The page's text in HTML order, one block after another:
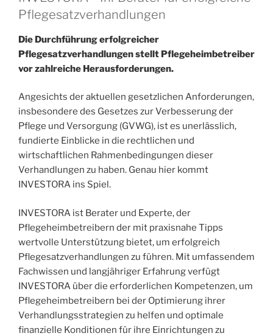
Pflegesatzverhandlungen
Die Durchführung erfolgreicher
Pflegesatzverhandlungen stellt Pflegeheimbetreiber
vor zahlreiche Herausforderungen.
Angesichts der aktuellen gesetzlichen Anforderungen,
insbesondere des Gesetzes zur Verbesserung der
Pflege und Versorgung (GVWG), ist es unerlässlich,
fundierte Einblicke in die rechtlichen und
wirtschaftlichen Rahmenbedingungen dieser
Verhandlungen zu haben. Genau hier kommt
INVESTORA ins Spiel.
INVESTORA ist Berater und Experte, der
Pflegeheimbetreibern der mit praxisnahe Tipps
wertvolle Unterstützung bietet, um erfolgreich
Pflegesatzverhandlungen zu führen. Mit umfassendem
Fachwissen und langjähriger Erfahrung verfügt
INVESTORA über die erforderlichen Kompetenzen, um
Pflegeheimbetreibern bei der Optimierung ihrer
Verhandlungsstrategien zu helfen und optimale
finanzielle Konditionen für ihre Einrichtungen zu